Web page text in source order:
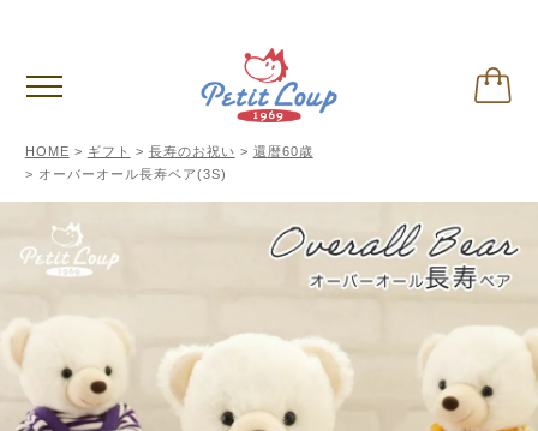
HOME ギフト 長寿のお祝い
還暦60歳
オーバーオール長寿ベア(3S)